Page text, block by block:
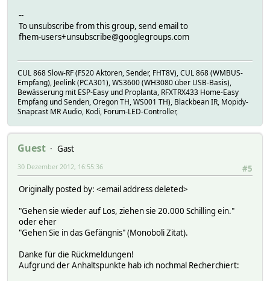
--
To unsubscribe from this group, send email to
fhem-users+unsubscribe@googlegroups.com
CUL 868 Slow-RF (FS20 Aktoren, Sender, FHT8V), CUL 868 (WMBUS-
Empfang), Jeelink (PCA301), WS3600 (WH3080 über USB-Basis),
Bewässerung mit ESP-Easy und Proplanta, RFXTRX433 Home-Easy
Empfang und Senden, Oregon TH, WS001 TH), Blackbean IR, Mopidy-
Snapcast MR Audio, Kodi, Forum-LED-Controller,
Guest
Gast
#5
30 Dezember 2012, 16:55:36
Originally posted by: <email address deleted>
"Gehen sie wieder auf Los, ziehen sie 20.000 Schilling ein."
oder eher
"Gehen Sie in das Gefängnis" (Monoboli Zitat).
Danke für die Rückmeldungen!
Aufgrund der Anhaltspunkte hab ich nochmal Recherchiert: